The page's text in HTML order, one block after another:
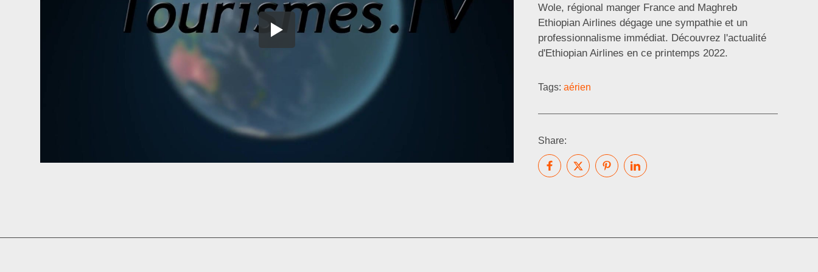
Wole, régional manger France and Maghreb
Ethiopian Airlines dégage une sympathie et un
professionnalisme immédiat. Découvrez l'actualité
d'Ethiopian Airlines en ce printemps 2022.
Tags:aérien
Share: